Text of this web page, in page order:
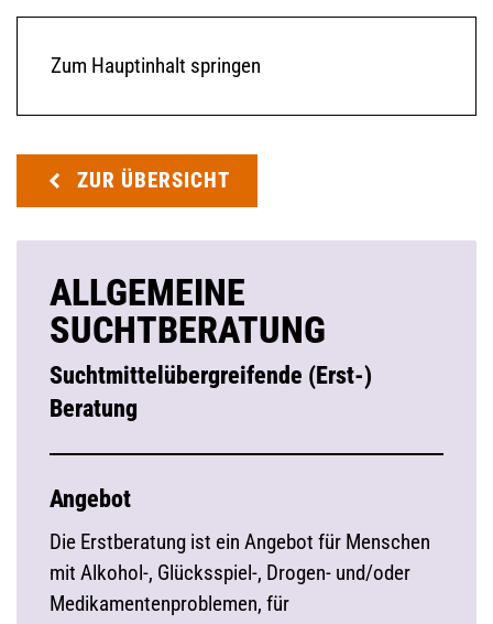
Zum Hauptinhalt springen
ZUR ÜBERSICHT
ALLGEMEINE
SUCHTBERATUNG
Suchtmittelübergreifende (Erst-)
Beratung
Angebot
Die Erstberatung ist ein Angebot für Menschen
mit Alkohol-, Glücksspiel-, Drogen- und/oder
Medikamentenproblemen, für